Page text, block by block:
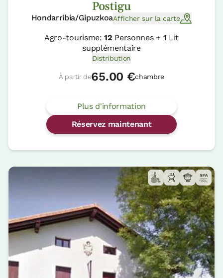
Postigu
Hondarribia/GipuzkoaAfficher sur la carte
Agro-tourisme:12 Personnes + 1 Lit
supplémentaire
Distribution
À partir de65.00 €chambre
Plus d'information
Réservez maintenant